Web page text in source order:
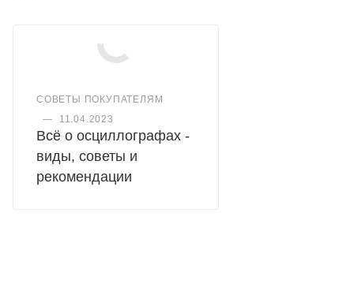
СОВЕТЫ ПОКУПАТЕЛЯМ
—
11.04.2023
Всё о осциллографах -
виды, советы и
рекомендации